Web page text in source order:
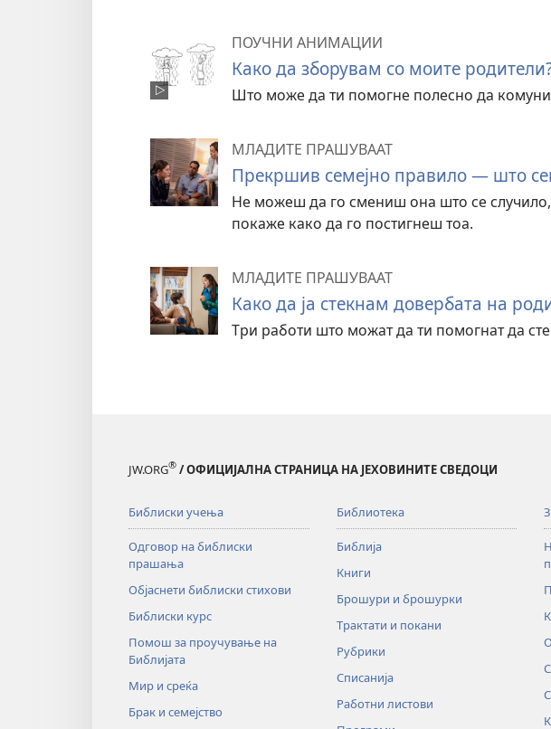
ПОУЧНИ АНИМАЦИИ
Како да зборувам со моите
Што може да ти помогне полесно да
МЛАДИТЕ ПРАШУВААТ
Прекршив семејно правило — што
Не можеш да го смениш она што се
покаже како да го постигнеш тоа.
МЛАДИТЕ ПРАШУВААТ
Како да ја стекнам довербата на
Три работи што можат да ти помогнат да
JW.ORG® / ОФИЦИЈАЛНА СТРАНИЦА НА ЈЕХОВИНИТЕ СВЕДОЦИ
Библиски учења
Одговор на библиски
прашања
Објаснети библиски стихови
Библиски курс
Помош за проучување на
Библијата
Мир и среќа
Брак и семејство
Библиотека
Библија
Книги
Брошури и брошурки
Трактати и покани
Рубрики
Списанија
Работни листови